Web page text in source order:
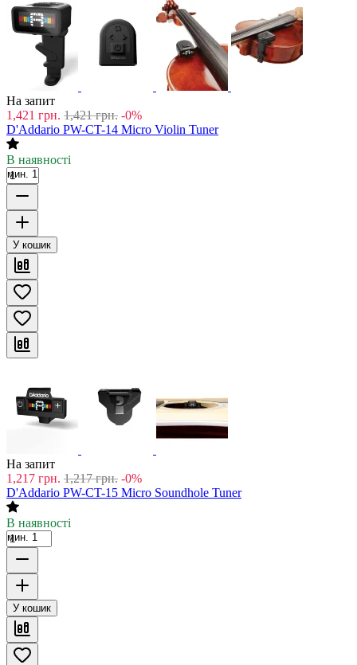
На запит
1,421 грн. 1,421 грн. -0%
D'Addario PW-CT-14 Micro Violin Tuner
В наявності
мин. 1
У кошик
На запит
1,217 грн. 1,217 грн. -0%
D'Addario PW-CT-15 Micro Soundhole Tuner
В наявності
мин. 1
У кошик